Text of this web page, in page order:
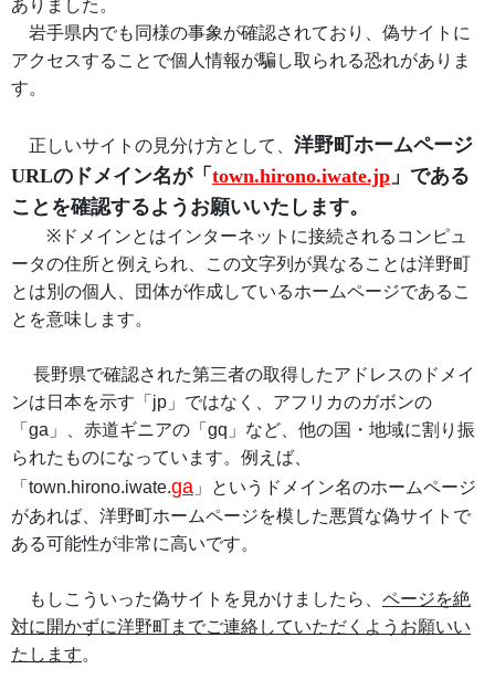
ありました。
岩手県内でも同様の事象が確認されており、偽サイトに
アクセスすることで個人情報が騙し取られる恐れがありま
す。
正しいサイトの見分け方として、 洋野町ホームページ
URLのドメイン名が「 town.hirono.iwate.jp 」である
ことを確認するようお願いいたします。
※ ドメインとはインターネットに接続されるコンピュ
ータの住所と例えられ、この文字列が異なることは洋野町
とは別の個人、団体が作成しているホームページであるこ
とを意味します。
長野県で確認された第三者の取得したアドレスのドメイ
ンは日本を示す「 jp 」ではなく、アフリカのガボンの
「 ga 」、赤道ギニアの「 gq 」など、他の国・地域に割り振
られたものになっています。例えば、
「 town.hirono.iwate.ga 」というドメイン名のホームページ
があれば、洋野町ホームページを模した悪質な偽サイトで
ある可能性が非常に高いです。
もしこういった偽サイトを見かけましたら、 ページを絶
対に開かずに洋野町までご連絡していただくようお願いい
たします。